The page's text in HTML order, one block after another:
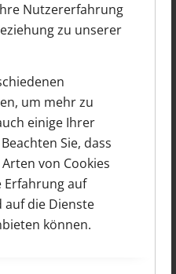
Nutzererfahrung
zu unserer
um mehr zu
einige Ihrer
Sie, dass
von Cookies
Erfahrung auf
auf die Dienste
können.
in